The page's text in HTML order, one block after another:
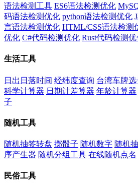
语法检测工具 ES6语法检测优化
码语法检测优化 python语法检测优化
言语法检测优化 HTML/CSS语法检测
优化 C#代码检测优化 Rust代码检测
生活工具
日出日落时间 经纬度查询 台湾车牌选
科学计算器 日期计差算器 年龄计算器
子
随机工具
随机抽签转盘 掷骰子 随机数字 随机
序产生器 随机分组工具 在线随机点名
民俗工具